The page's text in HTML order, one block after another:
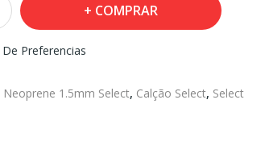
COMPRAR
Preferencias
Neoprene 1.5mm Select, Calção Select, Select